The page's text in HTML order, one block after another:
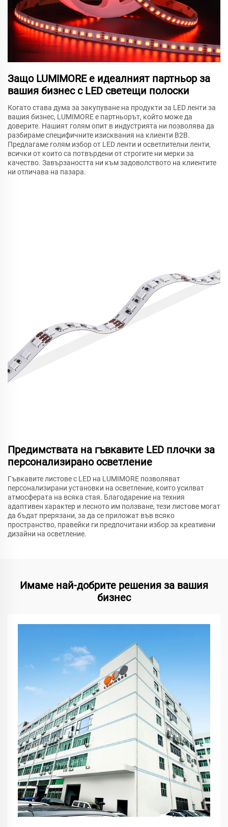
Защо LUMIMORE е идеалният партньор за
вашия бизнес с LED светещи полоски
Когато става дума за закупуване на продукти за LED ленти за
вашия бизнес, LUMIMORE е партньорът, който може да
доверите. Нашият голям опит в индустрията ни позволява да
разбираме специфичните изисквания на клиенти B2B.
Предлагаме голям избор от LED ленти и осветлителни ленти,
всички от които са потвърдени от строгите ни мерки за
качество. Завързаността ни към задоволството на клиентите
ни отличава на пазара.
Предимствата на гъвкавите LED плочки за
персонализирано осветление
Гъвкавите листове с LED на LUMIMORE позволяват
персонализирани установки на осветление, които усилват
атмосферата на всяка стая. Благодарение на техния
адаптивен характер и лесното им ползване, тези листове могат
да бъдат прерязани, за да се приложат във всяко
пространство, правейки ги предпочитани избор за креативни
дизайни на осветление.
Имаме най-добрите решения за вашия
бизнес